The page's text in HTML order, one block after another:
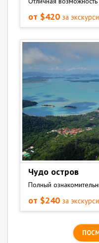
от $420 за
Чудо остров
Полный
от $240 за